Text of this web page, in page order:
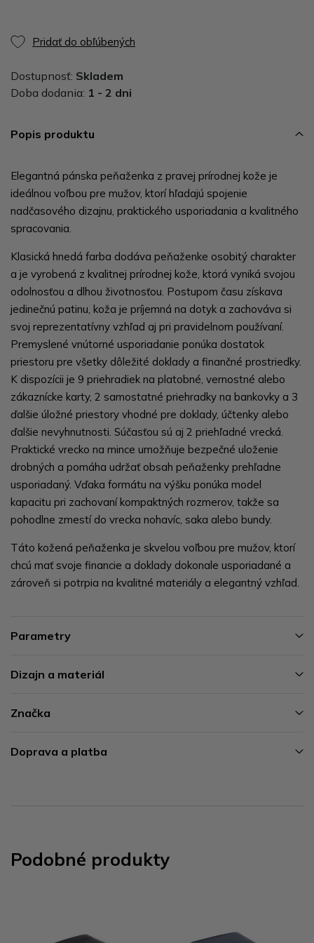
Pridať do obľúbených
Dostupnosť: Skladem
Doba dodania: 1 - 2 dni
Popis produktu
Elegantná pánska peňaženka z pravej prírodnej kože je
ideálnou voľbou pre mužov, ktorí hľadajú spojenie
nadčasového dizajnu, praktického usporiadania a kvalitného
spracovania.
Klasická hnedá farba dodáva peňaženke osobitý charakter
a je vyrobená z kvalitnej prírodnej kože, ktorá vyniká svojou
odolnosťou a dlhou životnosťou. Postupom času získava
jedinečnú patinu, koža je príjemná na dotyk a zachováva si
svoj reprezentatívny vzhľad aj pri pravidelnom používaní.
Premyslené vnútorné usporiadanie ponúka dostatok
priestoru pre všetky dôležité doklady a finančné prostriedky.
K dispozícii je 9 priehradiek na platobné, vernostné alebo
zákaznícke karty, 2 samostatné priehradky na bankovky a 3
ďalšie úložné priestory vhodné pre doklady, účtenky alebo
ďalšie nevyhnutnosti. Súčasťou sú aj 2 priehľadné vrecká.
Praktické vrecko na mince umožňuje bezpečné uloženie
drobných a pomáha udržať obsah peňaženky prehľadne
usporiadaný. Vďaka formátu na výšku ponúka model
kapacitu pri zachovaní kompaktných rozmerov, takže sa
pohodlne zmestí do vrecka nohavíc, saka alebo bundy.
Táto kožená peňaženka je skvelou voľbou pre mužov, ktorí
chcú mať svoje financie a doklady dokonale usporiadané a
zároveň si potrpia na kvalitné materiály a elegantný vzhľad.
Parametry
Dizajn a materiál
Značka
Doprava a platba
Podobné produkty